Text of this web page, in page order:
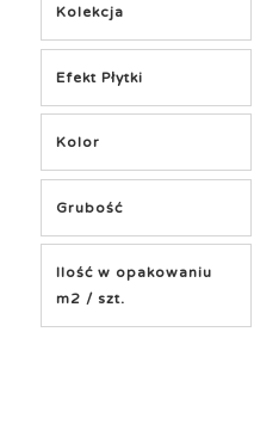
Kolekcja
Efekt Płytki
Kolor
Grubość
Ilość w opakowaniu
m2 / szt.